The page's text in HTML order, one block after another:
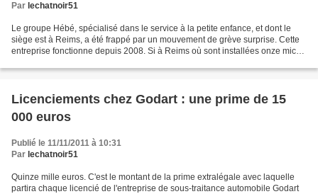
Par lechatnoir51
Le groupe Hébé, spécialisé dans le service à la petite enfance, et dont le
siège est à Reims, a été frappé par un mouvement de grève surprise. Cette
entreprise fonctionne depuis 2008. Si à Reims où sont installées onze micro-
Licenciements chez Godart : une prime de 15
000 euros
Publié le 11/11/2011 à 10:31
Par lechatnoir51
Quinze mille euros. C'est le montant de la prime extralégale avec laquelle
partira chaque licencié de l'entreprise de sous-traitance automobile Godart